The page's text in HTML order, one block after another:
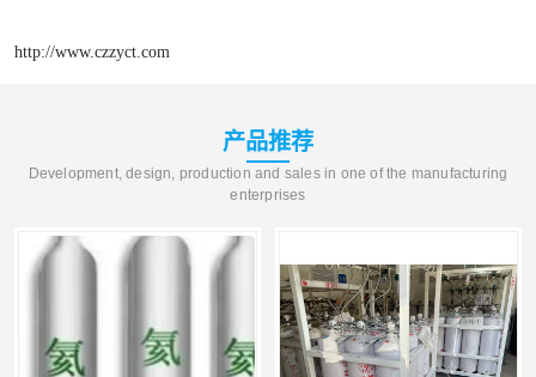
http://www.czzyct.com
产品推荐
Development, design, production and sales in one of the manufacturing
enterprises